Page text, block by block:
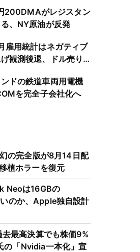
200DMAがレジスタン
、NY原油が反発
雇用統計はネガティブ
観測後退、ドル売り
ドの鉄道車両用電機
を完全子会社化へ
の完全版が8月14日配
植ホラーを復元
Neoは16GBの
のか、Apple独自設計
去最高決算でも株価9%
「Nvidia一本化」宣